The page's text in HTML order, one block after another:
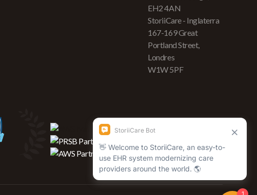
EH2 4AN
StoriiCare - Inglaterra
167-169 Great
Portland Street,
Londres
W1W 5PF